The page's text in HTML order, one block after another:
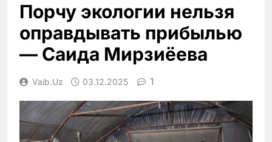
Порчу экологии нельзя
оправдывать прибылью
— Саида Мирзиёева
Vaib.uz 03.12.2025 1